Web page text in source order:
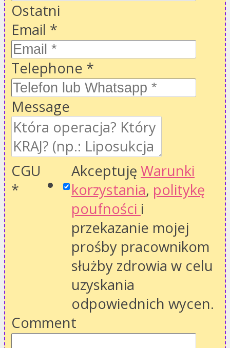
Ostatni
Email *
Telephone *
Message
CGU
*
Akceptuję Warunki
korzystania, politykę
poufności i
przekazanie mojej
prośby pracownikom
służby zdrowia w celu
uzyskania
odpowiednich wycen.
Comment